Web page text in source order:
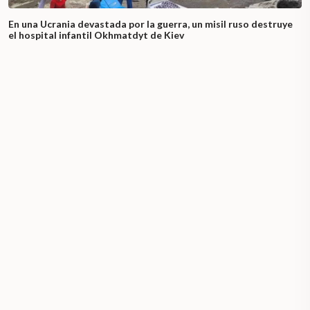
En una Ucrania devastada por la guerra, un misil ruso destruye
el hospital infantil Okhmatdyt de Kiev